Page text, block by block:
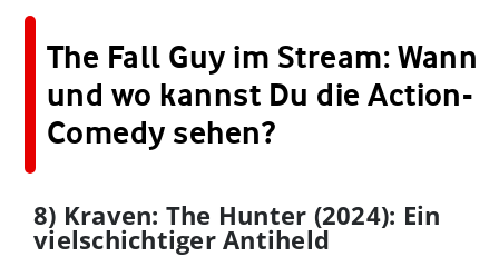
The Fall Guy im Stream: Wann
und wo kannst Du die Action-
Comedy sehen?
8) Kraven: The Hunter (2024): Ein
vielschichtiger Antiheld